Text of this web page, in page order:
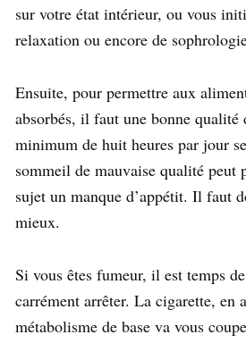
sur votre état intérieur, ou vous
relaxation ou encore de
Ensuite, pour permettre aux
absorbés, il faut une bonne
minimum de huit heures par jour
sommeil de mauvaise qualité peut
sujet un manque d’appétit. Il faut
mieux.
Si vous êtes fumeur, il est temps
carrément arrêter. La cigarette, en
métabolisme de base va vous